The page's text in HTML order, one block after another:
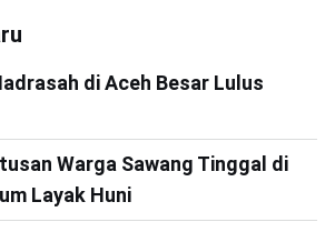
di Aceh Besar Lulus
Warga Sawang Tinggal di
Layak Huni